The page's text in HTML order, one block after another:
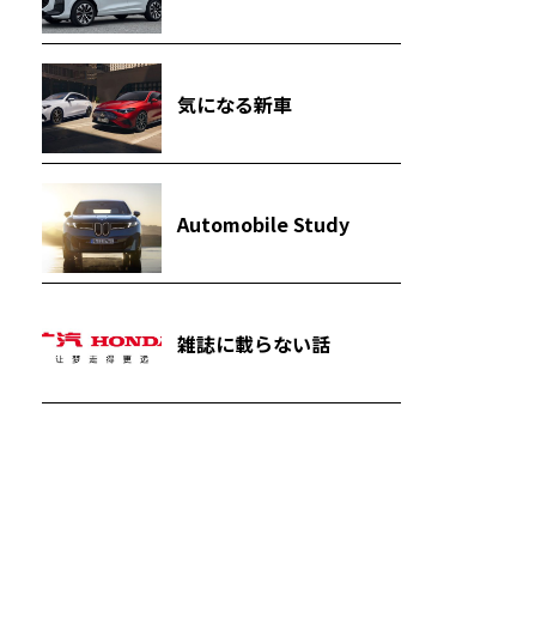
気になる新車
Automobile Study
雑誌に載らない話